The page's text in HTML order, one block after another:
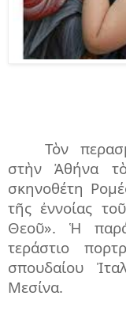
Τὸν
στὴν Ἀθήνα
σκηνοθέτη
τῆς ἐννοίας
Θεοῦ». Ἡ
τεράστιο
σπουδαίου
Μεσίνα.